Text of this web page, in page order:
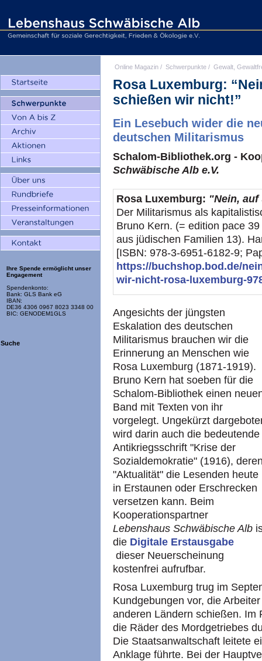
Ihre Spende ermöglicht unser
Engagement
Spendenkonto:
Bank: GLS Bank eG
IBAN:
DE36 4306 0967 8023 3348 00
BIC: GENODEM1GLS
Suche
Online Magazin / Schwerpunkte / Gewalt,
Rosa Luxemburg:
schießen wir nicht!”
Ein Lesebuch wider die
deutschen Militarismus
Schalom-Bibliothek.org -
Schwäbische Alb e.V.
Rosa Luxemburg: "Nein,
Der Militarismus als
Bruno Kern. (= edition pace
aus jüdischen Familien 13).
[ISBN: 978-3-6951-6182-9;
https://buchshop.bod.de/
wir-nicht-rosa-luxemburg-
Angesichts der jüngsten
Eskalation des deutschen
Militarismus brauchen wir die
Erinnerung an Menschen wie
Rosa Luxemburg (1871-1919).
Bruno Kern hat soeben für die
Schalom-Bibliothek einen
Band mit Texten von ihr
vorgelegt. Ungekürzt
wird darin auch die bedeutende
Antikriegsschrift "Krise der
Sozialdemokratie" (1916),
"Aktualität" die Lesenden heute
in Erstaunen oder Erschrecken
versetzen kann. Beim
Kooperationspartner
Lebenshaus Schwäbische Alb
die Digitale Erstausgabe
dieser Neuerscheinung
kostenfrei aufrufbar.
Rosa Luxemburg trug im
Kundgebungen vor, die
anderen Ländern schießen. Im
die Räder des Mordgetriebes
Die Staatsanwaltschaft leitete
Anklage führte. Bei der